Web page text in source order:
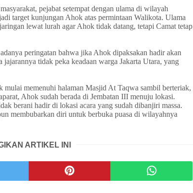
pejabat setempat dengan ulama di wilayah
target kunjungan Ahok atas permintaan Walikota. Ulama
lewat lurah agar Ahok tidak datang, tetapi Camat tetap
peringatan bahwa jika Ahok dipaksakan hadir akan
tidak peka keadaan warga Jakarta Utara, yang
mulai memenuhi halaman Masjid At Taqwa sambil berteriak,
Ahok sudah berada di Jembatan III menuju lokasi.
berani hadir di lokasi acara yang sudah dibanjiri massa.
membubarkan diri untuk berbuka puasa di wilayahnya
ARTIKEL INI